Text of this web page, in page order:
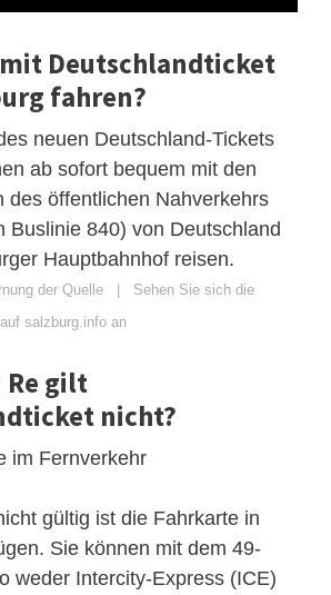
Deutschlandticket
fahren?
neuen Deutschland-Tickets
ab sofort bequem mit den
des öffentlichen Nahverkehrs
Buslinie 840) von Deutschland
Hauptbahnhof reisen.
der Quelle | Sehen Sie sich die
salzburg.info an
Re gilt
nicht?
im Fernverkehr
gültig ist die Fahrkarte in
Sie können mit dem 49-
weder Intercity-Express (ICE)